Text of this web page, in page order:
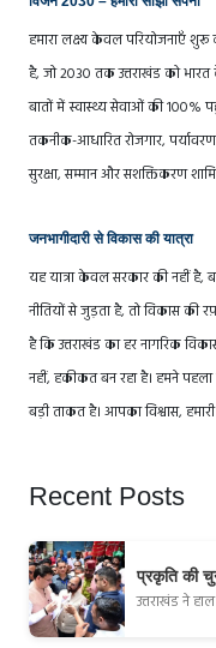
हमारा लक्ष्य केवल परियोजनाएँ
है, जो 2030 तक उत्तराखंड को
बातों में स्वास्थ्य सेवाओं की 100%
तकनीक-आधारित रोजगार,
सुरक्षा, सम्मान और सशक्तिकरण
जनभागीदारी से विकास की यात्रा
यह यात्रा केवल सरकार की नहीं है,
नीतियों से जुड़ता है, तो विकास की
है कि उत्तराखंड का हर नागरिक
नहीं, हकीकत बन रहा है। हमने
बड़ी ताकत है। आपका विश्वास,
Recent Posts
प्रकृति की
उत्तराखंड ने